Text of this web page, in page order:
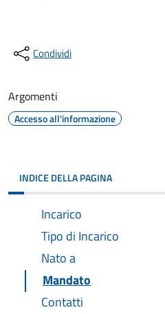
Condividi
Argomenti
Accesso all'informazione
INDICE DELLA PAGINA
Incarico
Tipo di Incarico
Nato a
Mandato
Contatti